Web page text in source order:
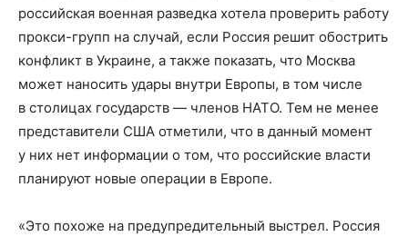
российская военная разведка хотела проверить работу
прокси-групп на случай, если Россия решит обострить
конфликт в Украине, а также показать, что Москва
может наносить удары внутри Европы, в том числе
в столицах государств — членов НАТО. Тем не менее
представители США отметили, что в данный момент
у них нет информации о том, что российские власти
планируют новые операции в Европе.
«Это похоже на предупредительный выстрел. Россия